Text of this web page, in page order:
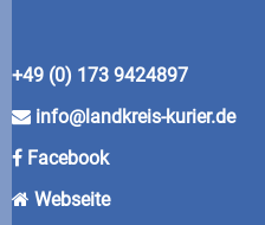
+49 (0) 173 9424897
info@landkreis-kurier.de
Facebook
Webseite